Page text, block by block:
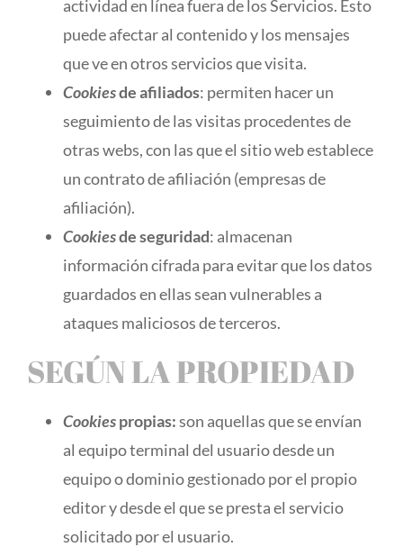
actividad en línea fuera de los Servicios. Esto
puede afectar al contenido y los mensajes
que ve en otros servicios que visita.
Cookiesde afiliados: permiten hacer un
seguimiento de las visitas procedentes de
otras webs, con las que el sitio web establece
un contrato de afiliación (empresas de
afiliación).
Cookiesde seguridad: almacenan
información cifrada para evitar que los datos
guardados en ellas sean vulnerables a
ataques maliciosos de terceros.
SEGÚN LA PROPIEDAD
Cookiespropias:son aquellas que se envían
al equipo terminal del usuario desde un
equipo o dominio gestionado por el propio
editor y desde el que se presta el servicio
solicitado por el usuario.